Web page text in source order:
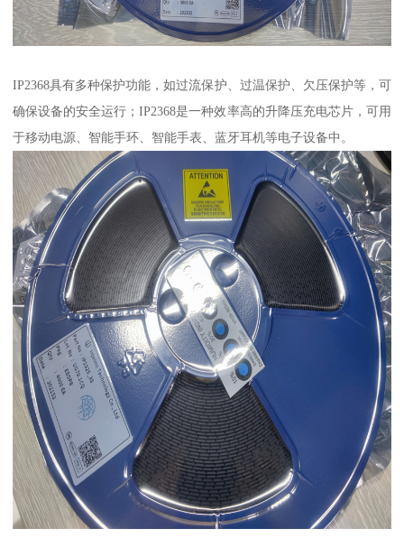
IP2368具有多种保护功能，如过流保护、过温保护、欠压保护等，可
确保设备的安全运行；IP2368是一种效率高的升降压充电芯片，可用
于移动电源、智能手环、智能手表、蓝牙耳机等电子设备中。